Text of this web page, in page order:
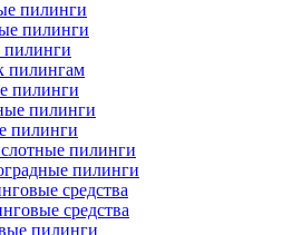
пилинги
пилинги
пилинги
пилингам
пилинги
пилинги
пилинги
пилинги
пилинги
средства
средства
пилинги